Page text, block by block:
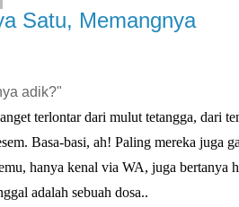
Satu, Memangnya
adik?"
banget terlontar dari mulut tetangga,
Basa-basi, ah! Paling mereka juga
hanya kenal via WA, juga bertanya
adalah sebuah dosa..